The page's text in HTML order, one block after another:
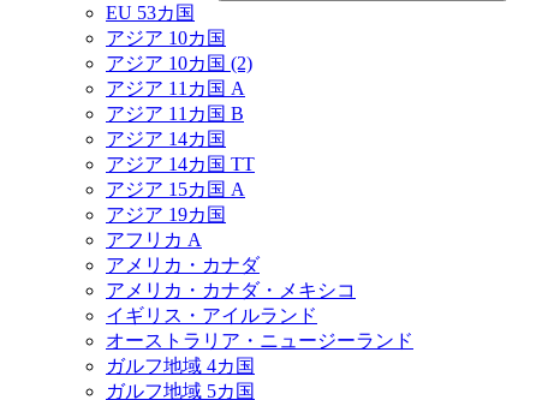
EU 53カ国
アジア 10カ国
アジア 10カ国 (2)
アジア 11カ国 A
アジア 11カ国 B
アジア 14カ国
アジア 14カ国 TT
アジア 15カ国 A
アジア 19カ国
アフリカ A
アメリカ・カナダ
アメリカ・カナダ・メキシコ
イギリス・アイルランド
オーストラリア・ニュージーランド
ガルフ地域 4カ国
ガルフ地域 5カ国